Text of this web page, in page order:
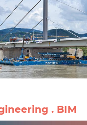
. BIM